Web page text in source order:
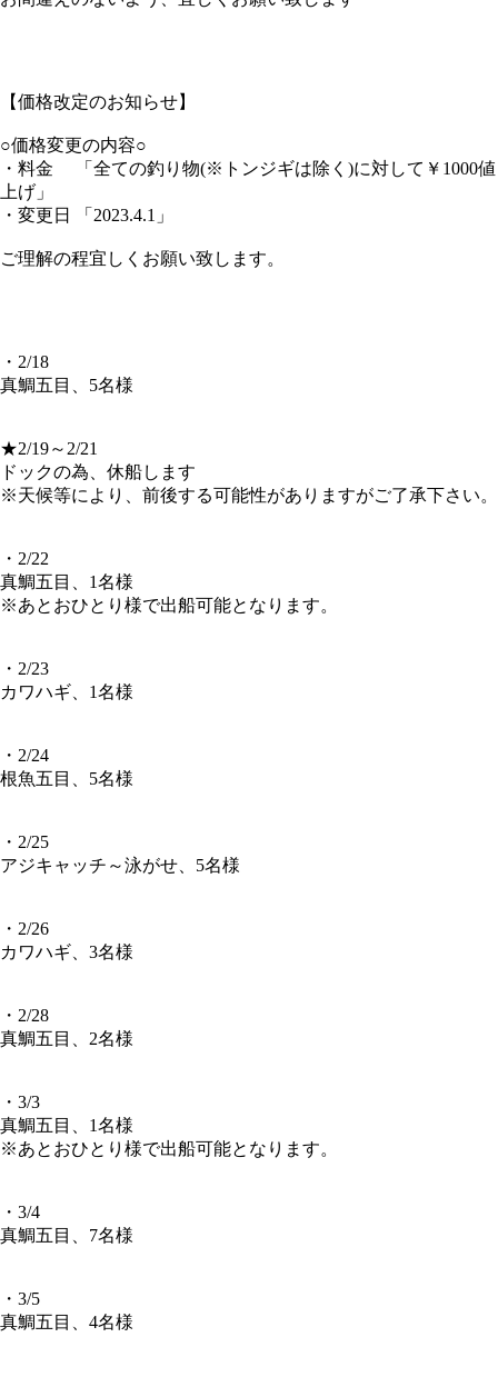
【価格改定のお知らせ】
○価格変更の内容○
・料金 「全ての釣り物(※トンジギは除く)に対して￥1000値
上げ」
・変更日 「2023.4.1」
ご理解の程宜しくお願い致します。
・2/18
真鯛五目、5名様
★2/19～2/21
ドックの為、休船します
※天候等により、前後する可能性がありますがご了承下さい。
・2/22
真鯛五目、1名様
※あとおひとり様で出船可能となります。
・2/23
カワハギ、1名様
・2/24
根魚五目、5名様
・2/25
アジキャッチ～泳がせ、5名様
・2/26
カワハギ、3名様
・2/28
真鯛五目、2名様
・3/3
真鯛五目、1名様
※あとおひとり様で出船可能となります。
・3/4
真鯛五目、7名様
・3/5
真鯛五目、4名様